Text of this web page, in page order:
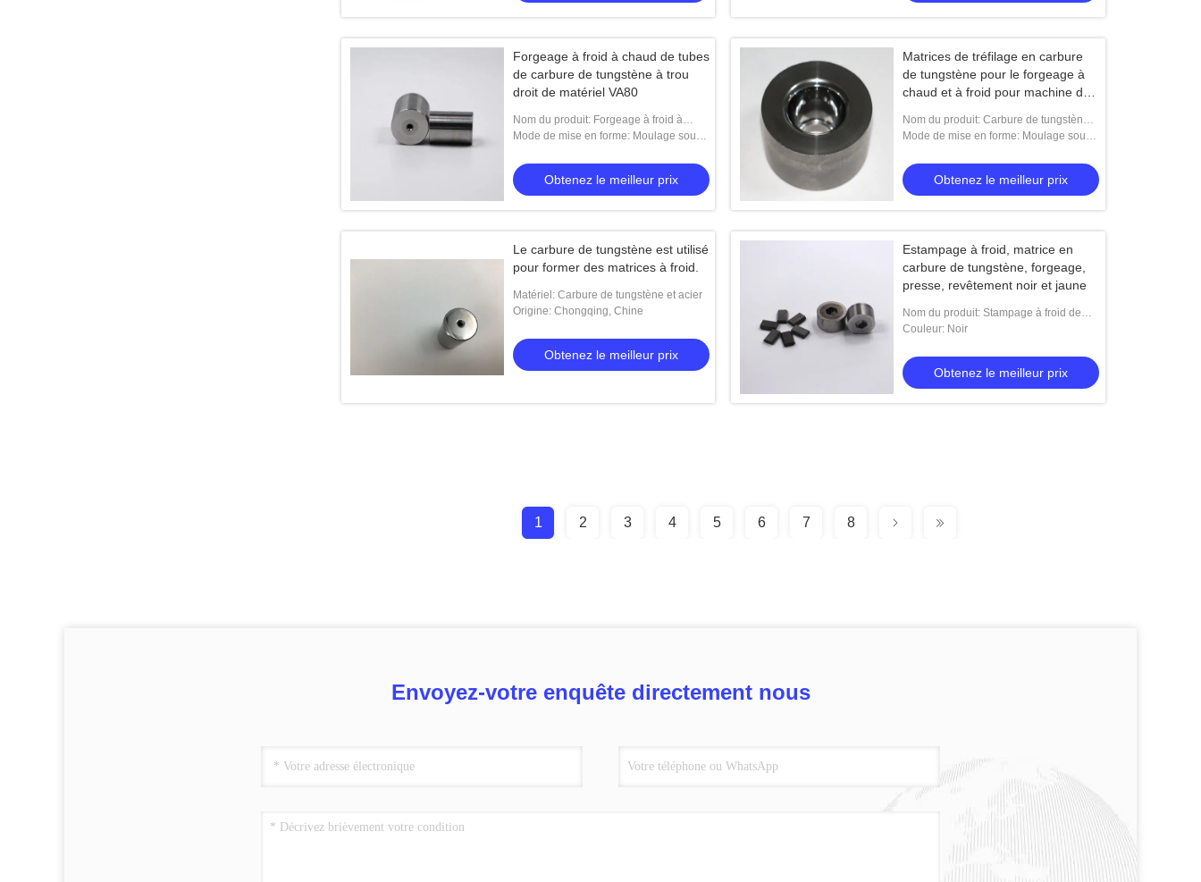
Forgeage à froid à chaud de tubes
de carbure de tungstène à trou
droit de matériel VA80
Nom du produit: Forgeage à froid à
chaud par carburé de tungstène à tuile à
Mode de mise en forme: Moulage sous
d'extrusion, Moule d'injection plastique,
Moule dObtenez le meilleur prix
Matrices de tréfilage en carbure
de tungstène pour le forgeage à
chaud et à froid pour machine de
Nom du produit: Carbure de tungstène à
froid et à chaud trou de forgeage
Mode de mise en forme: Moulage sous
d'extrusion, Moule d'injection plastique,
Moule dObtenez le meilleur prix
Le carbure de tungstène est utilisé
pour former des matrices à froid.
Matériel: Carbure de tungstène et acier
Origine: Chongqing, Chine
Obtenez le meilleur prix
Estampage à froid, matrice en
carbure de tungstène, forgeage,
presse, revêtement noir et jaune
Nom du produit: Stampage à froid de
carbure de tungstène enduit en noir et
Couleur: Noir
Obtenez le meilleur prix
1 2 3 4 5 6 7 8
Envoyez-votre enquête directement nous